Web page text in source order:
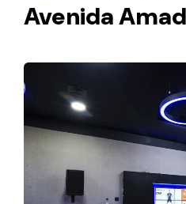
Avenida